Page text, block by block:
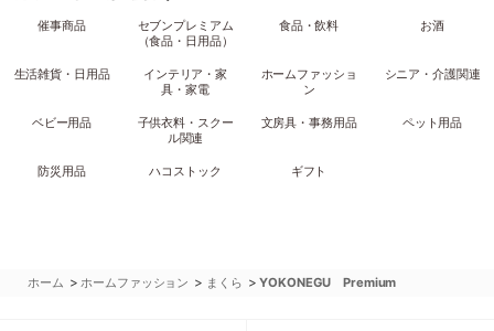
催事商品
セブンプレミアム
（食品・日用品）
食品・飲料 お酒
生活雑貨・日用品
インテリア・家
具・家電
ホームファッショ
ン
シニア・介護関連
ベビー用品
子供衣料・スクー
ル関連
文房具・事務用品 ペット用品
防災用品 ハコストック ギフト
ホーム >ホームファッション > まくら >YOKONEGU Premium